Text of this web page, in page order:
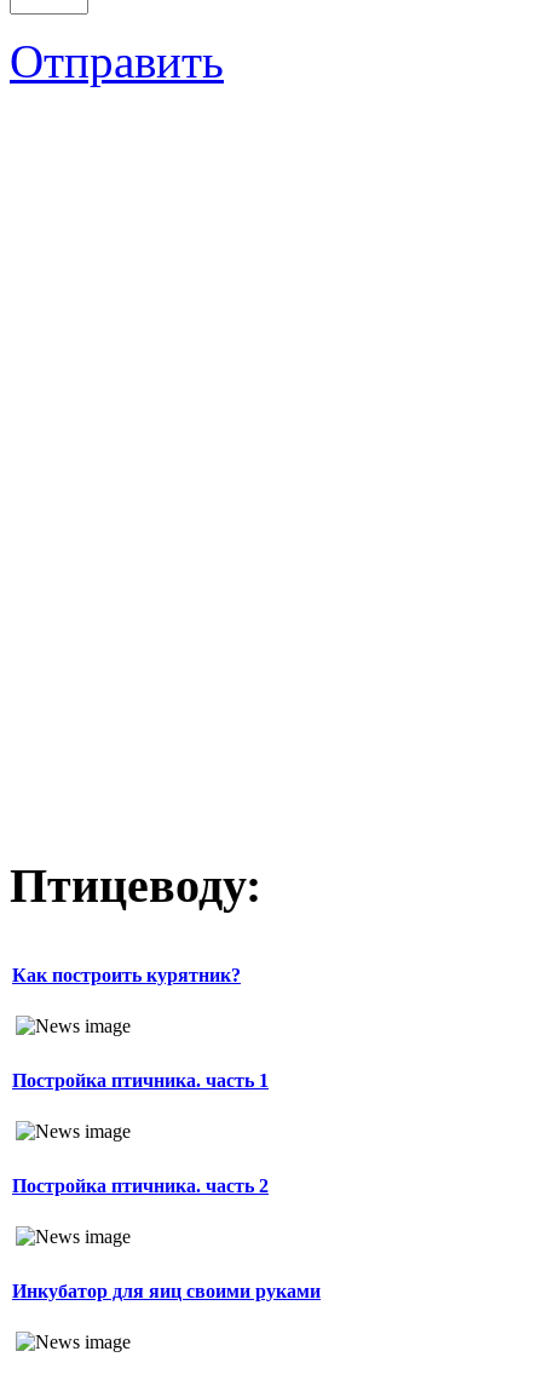
Отправить
Птицеводу:
Как построить курятник?
Постройка птичника. часть 1
Постройка птичника. часть 2
Инкубатор для яиц своими руками